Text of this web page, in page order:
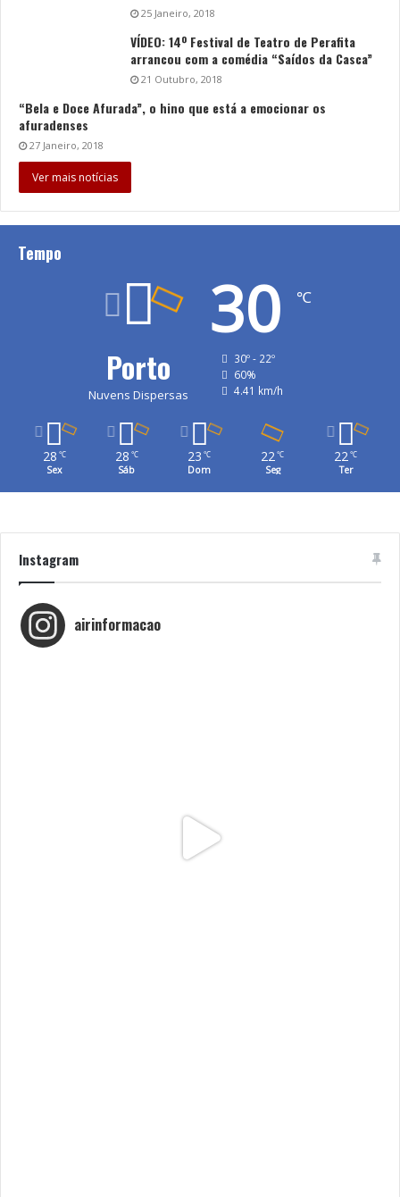
25 Janeiro, 2018
VÍDEO: 14º Festival de Teatro de Perafita
arrancou com a comédia “Saídos da Casca”
21 Outubro, 2018
“Bela e Doce Afurada”, o hino que está a emocionar os
afuradenses
27 Janeiro, 2018
Ver mais notícias
Tempo
Porto
Nuvens Dispersas
30 ℃
30º - 22º
60%
4.41 km/h
28 ℃
Sex
28 ℃
Sáb
23 ℃
Dom
22℃
Seg
22℃
Ter
Instagram
airinformacao